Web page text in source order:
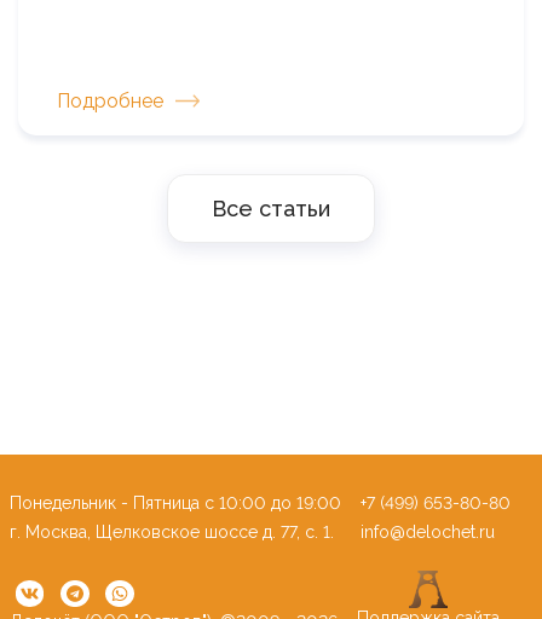
Подробнее
Все статьи
Понедельник - Пятница c 10:00 до 19:00
г. Москва, Щелковское шоссе д. 77, с. 1.
+7 (499) 653-80-80
info@delochet.ru